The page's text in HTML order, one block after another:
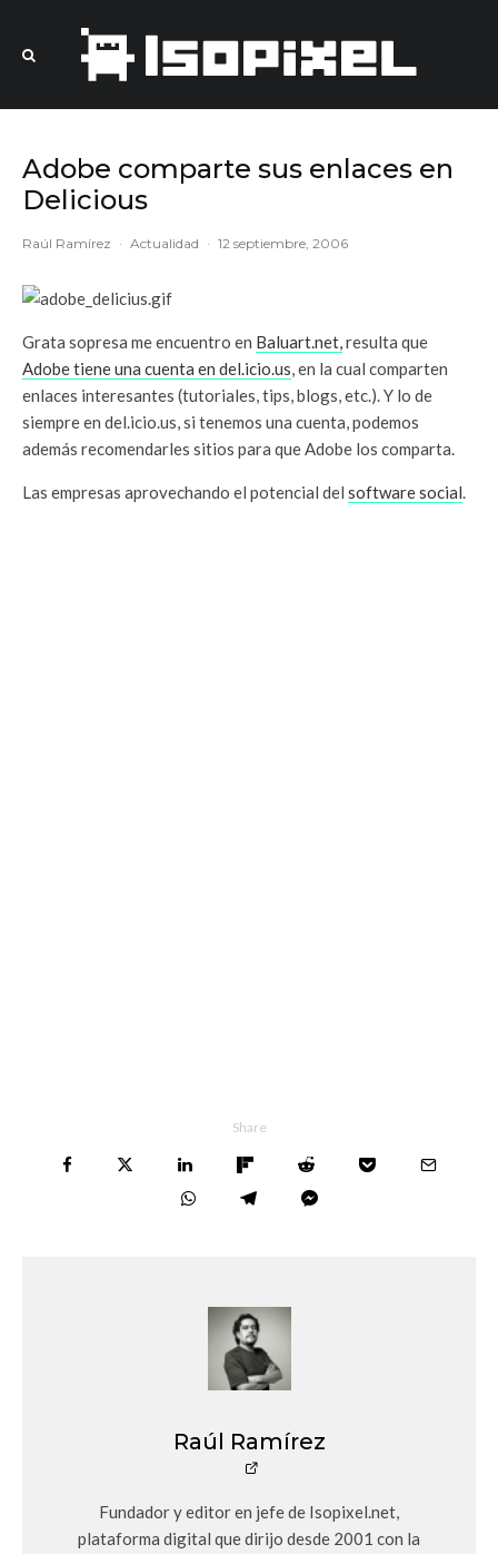
Adobe comparte sus enlaces en
Delicious
Raúl Ramírez · Actualidad · 12 septiembre, 2006
Grata sopresa me encuentro en Baluart.net,resulta que
Adobetiene una cuenta en del.icio.us, en la cual comparten
enlaces interesantes (tutoriales, tips, blogs, etc.). Y lo de
siempre en del.icio.us, si tenemos una cuenta, podemos
además recomendarles sitios para que Adobe los comparta.
Las empresas aprovechando el potencial del software social.
Share
Raúl Ramírez
Fundador y editor en jefe de Isopixel.net,
plataforma digital que dirijo desde 2001 con la